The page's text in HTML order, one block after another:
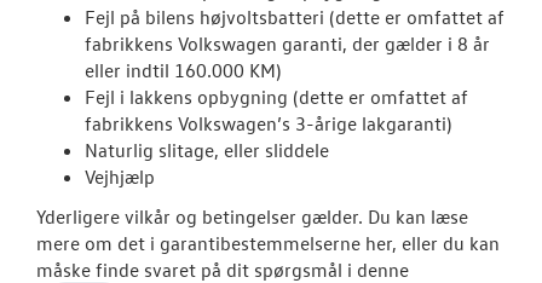
CALIFORNIA
BRUGTE BILER
SKADECENTER
Fejl på bilens højvoltsbatteri (dette er omfattet af
fabrikkens Volkswagen garanti, der gælder i 8 år
eller indtil 160.000 KM)
Fejl i lakkens opbygning (dette er omfattet af
fabrikkens Volkswagen’s 3-årige lakgaranti)
Naturlig slitage, eller sliddele
Vejhjælp
Yderligere vilkår og betingelser gælder. Du kan læse
mere om det i garantibestemmelserne her, eller du kan
måske finde svaret på dit spørgsmål i denne